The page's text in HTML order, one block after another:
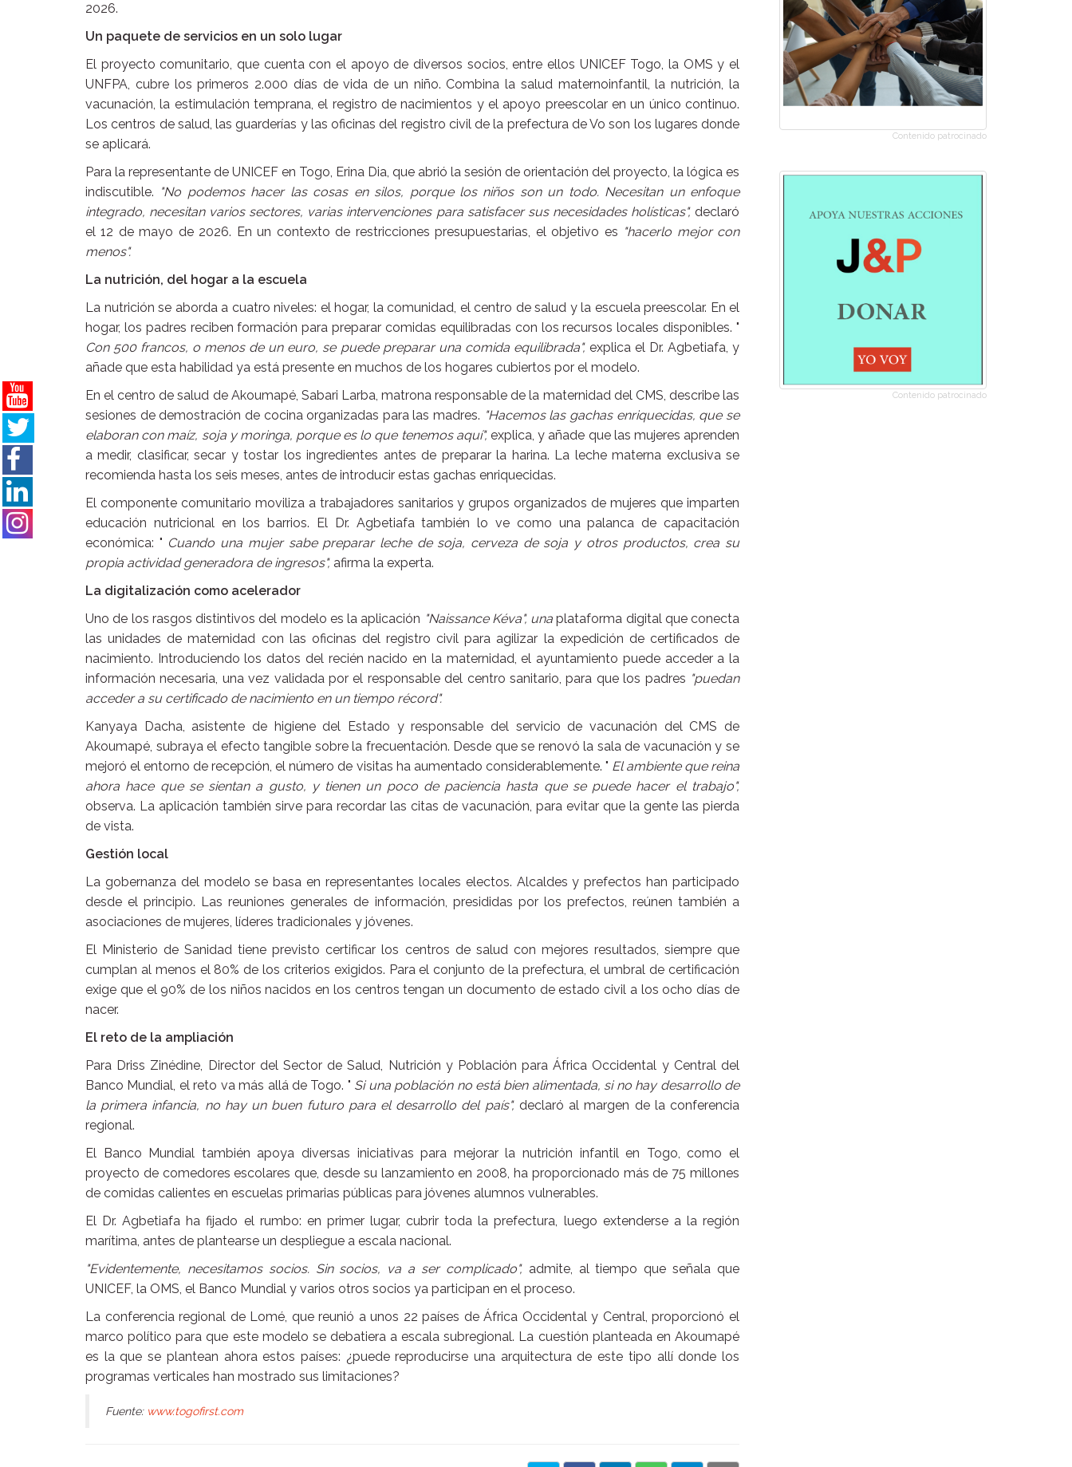
2026.
Un paquete de servicios en un solo lugar
El proyecto comunitario, que cuenta con el apoyo de diversos socios, entre ellos UNICEF Togo, la OMS y el
UNFPA, cubre los primeros 2.000 días de vida de un niño. Combina la salud maternoinfantil, la nutrición, la
vacunación, la estimulación temprana, el registro de nacimientos y el apoyo preescolar en un único continuo.
Los centros de salud, las guarderías y las oficinas del registro civil de la prefectura de Vo son los lugares donde
se aplicará.
Para la representante de UNICEF en Togo, Erina Dia, que abrió la sesión de orientación del proyecto, la lógica es
indiscutible. "No podemos hacer las cosas en silos, porque los niños son un todo. Necesitan un enfoque
integrado, necesitan varios sectores, varias intervenciones para satisfacer sus necesidades holísticas",declaró
el 12 de mayo de 2026. En un contexto de restricciones presupuestarias, el objetivo es "hacerlo mejor con
menos".
La nutrición, del hogar a la escuela
La nutrición se aborda a cuatro niveles: el hogar, la comunidad, el centro de salud y la escuela preescolar. En el
hogar, los padres reciben formación para preparar comidas equilibradas con los recursos locales disponibles. "
Con 500 francos, o menos de un euro, se puede preparar una comida equilibrada",explica el Dr. Agbetiafa, y
añade que esta habilidad ya está presente en muchos de los hogares cubiertos por el modelo.
En el centro de salud de Akoumapé, Sabari Larba, matrona responsable de la maternidad del CMS, describe las
sesiones de demostración de cocina organizadas para las madres. "Hacemos las gachas enriquecidas, que se
elaboran con maíz, soja y moringa, porque es lo que tenemos aquí",explica, y añade que las mujeres aprenden
a medir, clasificar, secar y tostar los ingredientes antes de preparar la harina. La leche materna exclusiva se
recomienda hasta los seis meses, antes de introducir estas gachas enriquecidas.
El componente comunitario moviliza a trabajadores sanitarios y grupos organizados de mujeres que imparten
educación nutricional en los barrios. El Dr. Agbetiafa también lo ve como una palanca de capacitación
económica: " Cuando una mujer sabe preparar leche de soja, cerveza de soja y otros productos, crea su
propia actividad generadora de ingresos", afirma la experta.
La digitalización como acelerador
Uno de los rasgos distintivos del modelo es la aplicación "Naissance Kéva", una plataforma digital que conecta
las unidades de maternidad con las oficinas del registro civil para agilizar la expedición de certificados de
nacimiento. Introduciendo los datos del recién nacido en la maternidad, el ayuntamiento puede acceder a la
información necesaria, una vez validada por el responsable del centro sanitario, para que los padres "puedan
acceder a su certificado de nacimiento en un tiempo récord".
Kanyaya Dacha, asistente de higiene del Estado y responsable del servicio de vacunación del CMS de
Akoumapé, subraya el efecto tangible sobre la frecuentación. Desde que se renovó la sala de vacunación y se
mejoró el entorno de recepción, el número de visitas ha aumentado considerablemente. " El ambiente que reina
ahora hace que se sientan a gusto, y tienen un poco de paciencia hasta que se puede hacer el trabajo",
observa. La aplicación también sirve para recordar las citas de vacunación, para evitar que la gente las pierda
de vista.
Gestión local
La gobernanza del modelo se basa en representantes locales electos. Alcaldes y prefectos han participado
desde el principio. Las reuniones generales de información, presididas por los prefectos, reúnen también a
asociaciones de mujeres, líderes tradicionales y jóvenes.
El Ministerio de Sanidad tiene previsto certificar los centros de salud con mejores resultados, siempre que
cumplan al menos el 80% de los criterios exigidos. Para el conjunto de la prefectura, el umbral de certificación
exige que el 90% de los niños nacidos en los centros tengan un documento de estado civil a los ocho días de
nacer.
El reto de la ampliación
Para Driss Zinédine, Director del Sector de Salud, Nutrición y Población para África Occidental y Central del
Banco Mundial, el reto va más allá de Togo. " Si una población no está bien alimentada, si no hay desarrollo de
la primera infancia, no hay un buen futuro para el desarrollo del país",declaró al margen de la conferencia
regional.
El Banco Mundial también apoya diversas iniciativas para mejorar la nutrición infantil en Togo, como el
proyecto de comedores escolares que, desde su lanzamiento en 2008, ha proporcionado más de 75 millones
de comidas calientes en escuelas primarias públicas para jóvenes alumnos vulnerables.
El Dr. Agbetiafa ha fijado el rumbo: en primer lugar, cubrir toda la prefectura, luego extenderse a la región
marítima, antes de plantearse un despliegue a escala nacional.
"Evidentemente, necesitamos socios. Sin socios, va a ser complicado",admite, al tiempo que señala que
UNICEF, la OMS, el Banco Mundial y varios otros socios ya participan en el proceso.
La conferencia regional de Lomé, que reunió a unos 22 países de África Occidental y Central, proporcionó el
marco político para que este modelo se debatiera a escala subregional. La cuestión planteada en Akoumapé
es la que se plantean ahora estos países: ¿puede reproducirse una arquitectura de este tipo allí donde los
programas verticales han mostrado sus limitaciones?
Fuente: www.togofirst.com
Contenido patrocinado
Contenido patrocinado